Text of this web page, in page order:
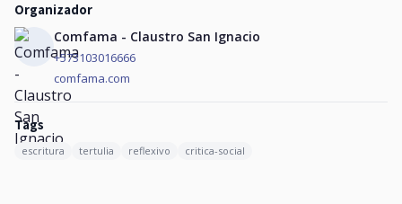
Organizador
Comfama - Claustro San Ignacio
+573103016666
comfama.com
Tags
escritura tertulia reflexivo critica-social